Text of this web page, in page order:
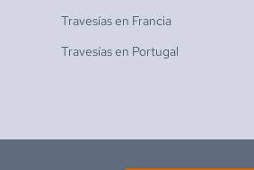
Travesías en Francia
Travesías en Portugal